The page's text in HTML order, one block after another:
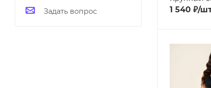
1 540 ₽/
Задать вопрос